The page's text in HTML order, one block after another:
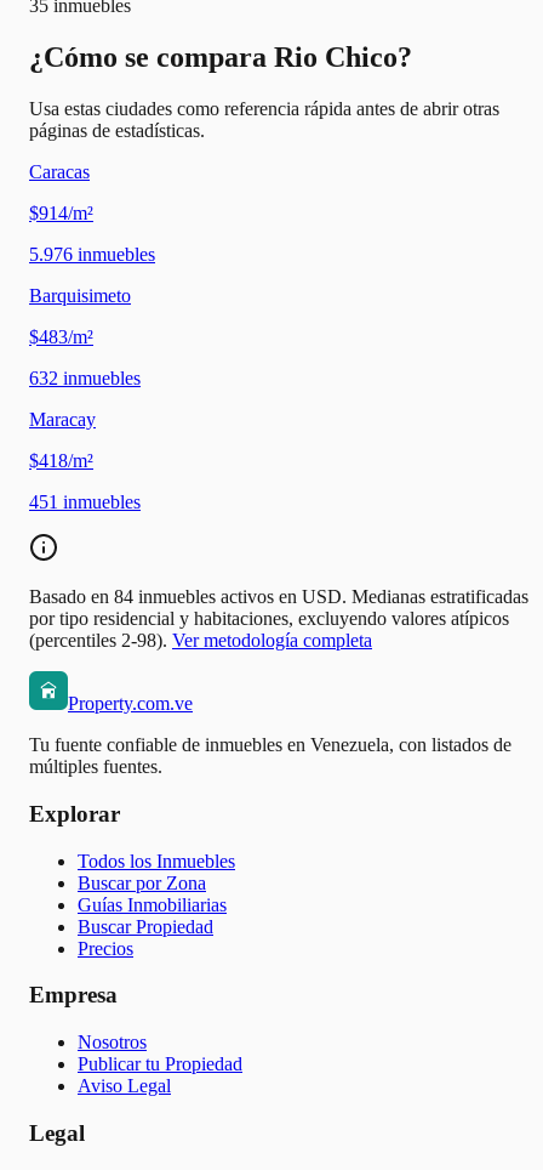
35 inmuebles
¿Cómo se compara Rio Chico?
Usa estas ciudades como referencia rápida antes de abrir otras
páginas de estadísticas.
Caracas
$914/m²
5.976 inmuebles
Barquisimeto
$483/m²
632 inmuebles
Maracay
$418/m²
451 inmuebles
Basado en 84 inmuebles activos en USD. Medianas estratificadas
por tipo residencial y habitaciones, excluyendo valores atípicos
(percentiles 2-98). Ver metodología completa
Property.com.ve
Tu fuente confiable de inmuebles en Venezuela, con listados de
múltiples fuentes.
Explorar
Todos los Inmuebles
Buscar por Zona
Guías Inmobiliarias
Buscar Propiedad
Precios
Empresa
Nosotros
Publicar tu Propiedad
Aviso Legal
Legal